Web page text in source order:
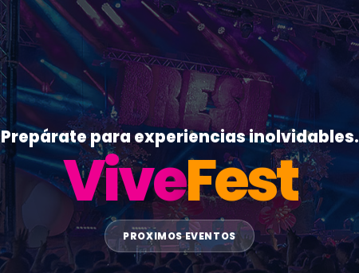
Prepárate para experiencias inolvidables.
ViveFest
PROXIMOS EVENTOS